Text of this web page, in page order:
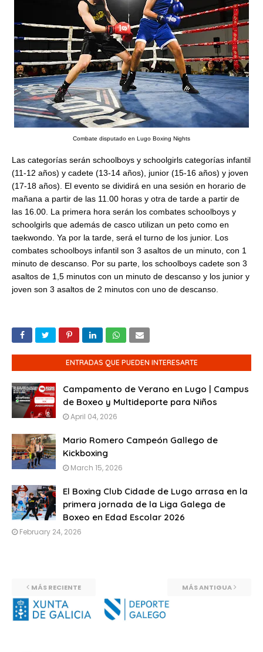
Combate disputado en Lugo Boxing Nights
Las categorías serán schoolboys y schoolgirls categorías infantil
(11-12 años) y cadete (13-14 años), junior (15-16 años) y joven
(17-18 años). El evento se dividirá en una sesión en horario de
mañana a partir de las 11.00 horas y otra de tarde a partir de
las 16.00. La primera hora serán los combates schoolboys y
schoolgirls que además de casco utilizan un peto como en
taekwondo. Ya por la tarde, será el turno de los junior. Los
combates schoolboys infantil son 3 asaltos de un minuto, con 1
minuto de descanso. Por su parte, los schoolboys cadete son 3
asaltos de 1,5 minutos con un minuto de descanso y los junior y
joven son 3 asaltos de 2 minutos con uno de descanso.
ENTRADAS QUE PUEDEN INTERESARTE
Campamento de Verano en Lugo | Campus
de Boxeo y Multideporte para Niños
April 04, 2026
Mario Romero Campeón Gallego de
Kickboxing
March 15, 2026
El Boxing Club Cidade de Lugo arrasa en la
primera jornada de la Liga Galega de
Boxeo en Edad Escolar 2026
February 24, 2026
MÁS RECIENTE MÁS ANTIGUA